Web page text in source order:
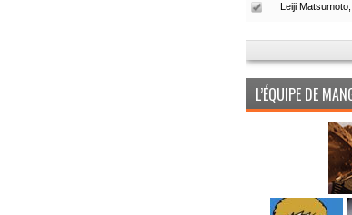
L’ÉQUIPE DE